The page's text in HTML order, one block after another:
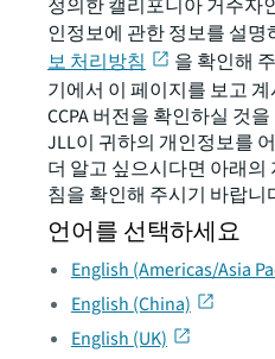
정의한 캘리포니아 거주자
인정보에 관한 정보를 설명
보 처리방침
을 확인해
기에서 이 페이지를 보고
CCPA 버전을 확인하실 것
JLL이 귀하의 개인정보를
더 알고 싶으시다면 아래
침을 확인해 주시기 바랍니
언어를 선택하세요
English (Americas/Asia
English (China)
English (UK)